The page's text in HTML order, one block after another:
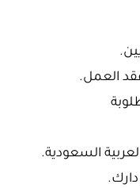
العمل.
السعودية.